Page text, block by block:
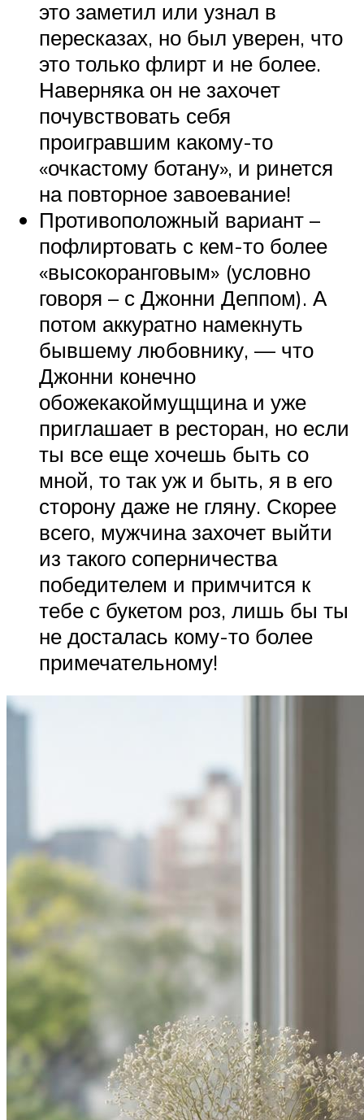
это заметил или узнал в
пересказах, но был уверен, что
это только флирт и не более.
Наверняка он не захочет
почувствовать себя
проигравшим какому-то
«очкастому ботану», и ринется
на повторное завоевание!
Противоположный вариант –
пофлиртовать с кем-то более
«высокоранговым» (условно
говоря – с Джонни Деппом). А
потом аккуратно намекнуть
бывшему любовнику, — что
Джонни конечно
обожекакоймущщина и уже
приглашает в ресторан, но если
ты все еще хочешь быть со
мной, то так уж и быть, я в его
сторону даже не гляну. Скорее
всего, мужчина захочет выйти
из такого соперничества
победителем и примчится к
тебе с букетом роз, лишь бы ты
не досталась кому-то более
примечательному!